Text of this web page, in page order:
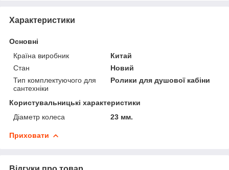
Характеристики
Основні
Країна виробник
Китай
Стан
Новий
Тип комплектуючого для
сантехніки
Ролики для душової кабіни
Користувальницькі характеристики
Діаметр колеса
23 мм.
Приховати